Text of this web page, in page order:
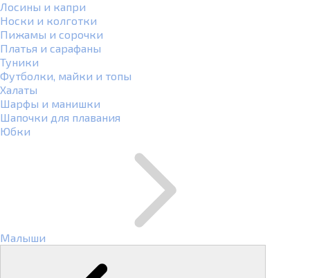
Лосины и капри
Носки и колготки
Пижамы и сорочки
Платья и сарафаны
Туники
Футболки, майки и топы
Халаты
Шарфы и манишки
Шапочки для плавания
Юбки
Малыши